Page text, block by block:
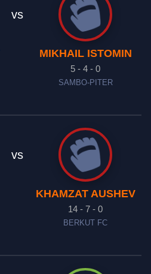
vs
MIKHAIL ISTOMIN
5 - 4 - 0
SAMBO-PITER
vs
KHAMZAT AUSHEV
14 - 7 - 0
BERKUT FC